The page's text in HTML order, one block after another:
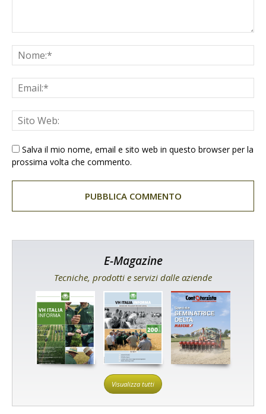
Salva il mio nome, email e sito web in questo browser per la
prossima volta che commento.
E-Magazine
Tecniche, prodotti e servizi dalle aziende
Visualizza tutti